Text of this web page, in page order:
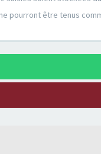
pourront être tenus